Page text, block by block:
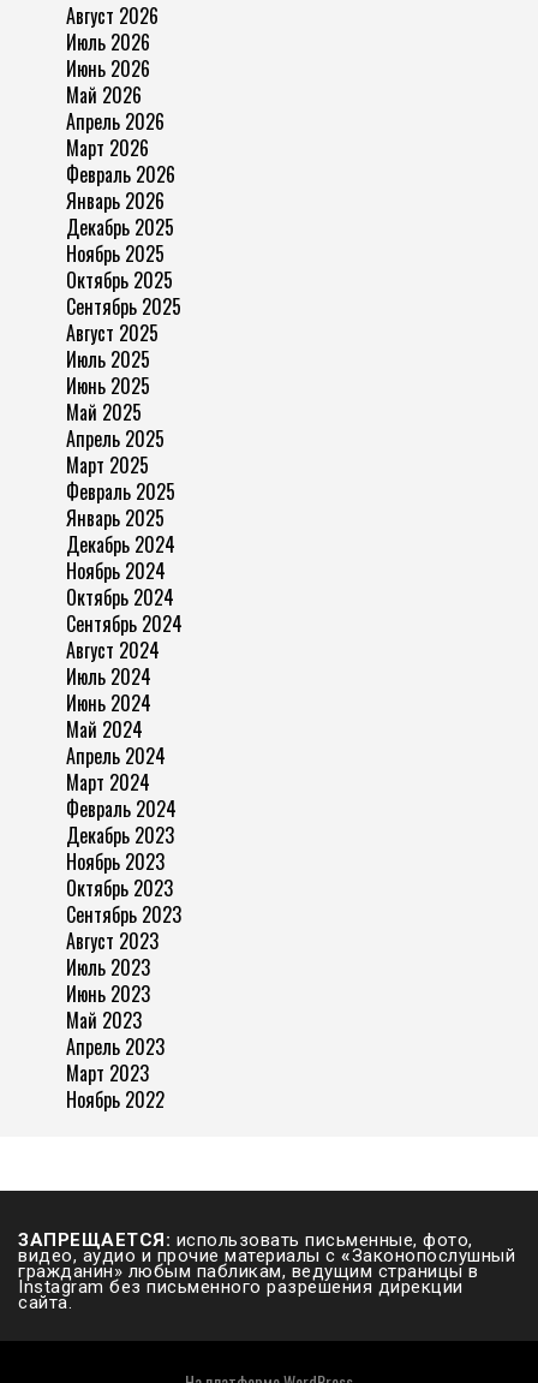
Август 2026
Июль 2026
Июнь 2026
Май 2026
Апрель 2026
Март 2026
Февраль 2026
Январь 2026
Декабрь 2025
Ноябрь 2025
Октябрь 2025
Сентябрь 2025
Август 2025
Июль 2025
Июнь 2025
Май 2025
Апрель 2025
Март 2025
Февраль 2025
Январь 2025
Декабрь 2024
Ноябрь 2024
Октябрь 2024
Сентябрь 2024
Август 2024
Июль 2024
Июнь 2024
Май 2024
Апрель 2024
Март 2024
Февраль 2024
Декабрь 2023
Ноябрь 2023
Октябрь 2023
Сентябрь 2023
Август 2023
Июль 2023
Июнь 2023
Май 2023
Апрель 2023
Март 2023
Ноябрь 2022
ЗАПРЕЩАЕТСЯ: использовать письменные, фото,
видео, аудио и прочие материалы с «Законопослушный
гражданин» любым пабликам, ведущим страницы в
Instagram без письменного разрешения дирекции
сайта.